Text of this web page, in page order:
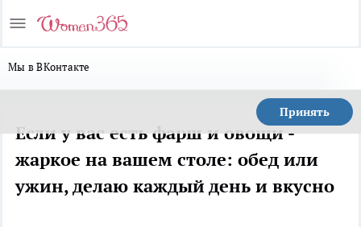
Мы в ВКонтакте
Принять
Если у вас есть фарш и овощи -
жаркое на вашем столе: обед или
ужин, делаю каждый день и вкусно